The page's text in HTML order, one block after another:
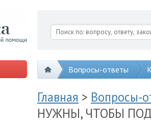
Вопросы-ответы
Главная > Вопросы-
НУЖНЫ, ЧТОБЫ